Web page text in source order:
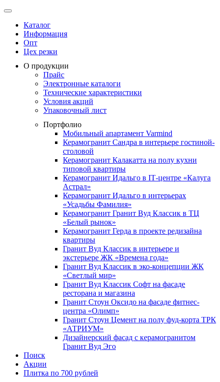
Каталог
Информация
Опт
Цех резки
О продукции
Прайс
Электронные каталоги
Технические характеристики
Условия акций
Упаковочный лист
Портфолио
Мобильный апартамент Varmind
Керамогранит Сандра в интерьере гостиной-
столовой
Керамогранит Калакатта на полу кухни
типовой квартиры
Керамогранит Идальго в IТ-центре «Калуга
Астрал»
Керамогранит Идальго в интерьерах
«Усадьбы Фамилия»
Керамогранит Гранит Вуд Классик в ТЦ
«Белый рынок»
Керамогранит Герда в проекте редизайна
квартиры
Гранит Вуд Классик в интерьере и
экстерьере ЖК «Времена года»
Гранит Вуд Классик в эко-концепции ЖК
«Светлый мир»
Гранит Вуд Классик Софт на фасаде
ресторана и магазина
Гранит Стоун Оксидо на фасаде фитнес-
центра «Олимп»
Гранит Стоун Цемент на полу фуд-корта ТРК
«АТРИУМ»
Дизайнер­ский фасад с керамогранитом
Гранит Вуд Эго
Поиск
Акции
Плитка по 700 рублей